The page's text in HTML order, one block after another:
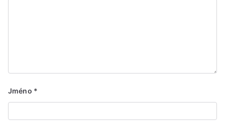
Jméno *